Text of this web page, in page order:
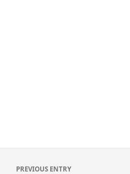
PREVIOUS ENTRY